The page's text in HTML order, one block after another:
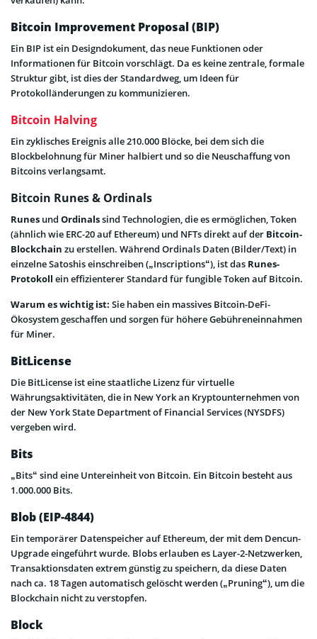
Bitcoin Improvement Proposal (BIP)
Ein BIP ist ein Designdokument, das neue Funktionen oder
Informationen für Bitcoin vorschlägt. Da es keine zentrale, formale
Struktur gibt, ist dies der Standardweg, um Ideen für
Protokolländerungen zu kommunizieren.
Bitcoin Halving
Ein zyklisches Ereignis alle 210.000 Blöcke, bei dem sich die
Blockbelohnung für Miner halbiert und so die Neuschaffung von
Bitcoins verlangsamt.
Bitcoin Runes & Ordinals
Runes und Ordinalssind Technologien, die es ermöglichen, Token
(ähnlich wie ERC-20 auf Ethereum) und NFTs direkt auf der Bitcoin-
Blockchain zu erstellen. Während Ordinals Daten (Bilder/Text) in
einzelne Satoshis einschreiben („Inscriptions“), ist das Runes-
Protokoll ein effizienterer Standard für fungible Token auf Bitcoin.
Warum es wichtig ist: Sie haben ein massives Bitcoin-DeFi-
Ökosystem geschaffen und sorgen für höhere Gebühreneinnahmen
für Miner.
BitLicense
Die BitLicense ist eine staatliche Lizenz für virtuelle
Währungsaktivitäten, die in New York an Kryptounternehmen von
der New York State Department of Financial Services (NYSDFS)
vergeben wird.
Bits
„Bits“ sind eine Untereinheit von Bitcoin. Ein Bitcoin besteht aus
1.000.000 Bits.
Blob (EIP-4844)
Ein temporärer Datenspeicher auf Ethereum, der mit dem Dencun-
Upgrade eingeführt wurde. Blobs erlauben es Layer-2-Netzwerken,
Transaktionsdaten extrem günstig zu speichern, da diese Daten
nach ca. 18 Tagen automatisch gelöscht werden („Pruning“), um die
Blockchain nicht zu verstopfen.
Block